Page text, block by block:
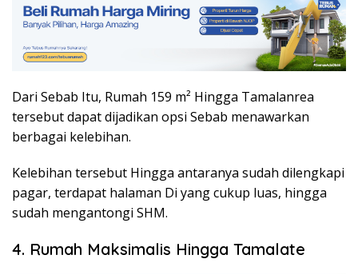
Dari Sebab Itu, Rumah 159 m² Hingga Tamalanrea
tersebut dapat dijadikan opsi Sebab menawarkan
berbagai kelebihan.
Kelebihan tersebut Hingga antaranya sudah dilengkapi
pagar, terdapat halaman Di yang cukup luas, hingga
sudah mengantongi SHM.
4. Rumah Maksimalis Hingga Tamalate